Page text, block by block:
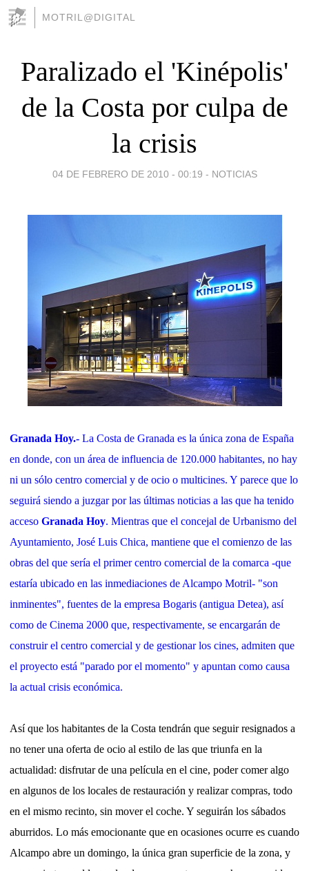
MOTRIL@DIGITAL
Paralizado el 'Kinépolis'
de la Costa por culpa de
la crisis
04 DE FEBRERO DE 2010 - 00:19 - NOTICIAS
Granada Hoy.- La Costa de Granada es la única zona de España
en donde, con un área de influencia de 120.000 habitantes, no hay
ni un sólo centro comercial y de ocio o multicines. Y parece que lo
seguirá siendo a juzgar por las últimas noticias a las que ha tenido
acceso Granada Hoy. Mientras que el concejal de Urbanismo del
Ayuntamiento, José Luis Chica, mantiene que el comienzo de las
obras del que sería el primer centro comercial de la comarca -que
estaría ubicado en las inmediaciones de Alcampo Motril- "son
inminentes", fuentes de la empresa Bogaris (antigua Detea), así
como de Cinema 2000 que, respectivamente, se encargarán de
construir el centro comercial y de gestionar los cines, admiten que
el proyecto está "parado por el momento" y apuntan como causa
la actual crisis económica.
Así que los habitantes de la Costa tendrán que seguir resignados a
no tener una oferta de ocio al estilo de las que triunfa en la
actualidad: disfrutar de una película en el cine, poder comer algo
en algunos de los locales de restauración y realizar compras, todo
en el mismo recinto, sin mover el coche. Y seguirán los sábados
aburridos. Lo más emocionante que en ocasiones ocurre es cuando
Alcampo abre un domingo, la única gran superficie de la zona, y